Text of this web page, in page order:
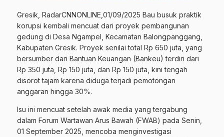
Gresik, RadarCNNONLINE,01/09/2025 Bau busuk praktik
korupsi kembali mencuat dari proyek pembangunan
gedung di Desa Ngampel, Kecamatan Balongpanggang,
Kabupaten Gresik. Proyek senilai total Rp 650 juta, yang
bersumber dari Bantuan Keuangan (Bankeu) terdiri dari
Rp 350 juta, Rp 150 juta, dan Rp 150 juta, kini tengah
disorot tajam karena diduga terjadi pemotongan
anggaran hingga 30%.
Isu ini mencuat setelah awak media yang tergabung
dalam Forum Wartawan Arus Bawah (FWAB) pada Senin,
01 September 2025, mencoba menginvestigasi